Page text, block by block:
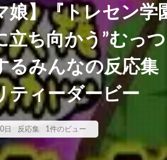
娘】『トレセン学
立ち向かう”むっ
るみんなの反応集
ティーダービー
日 反応集 1件のビュー